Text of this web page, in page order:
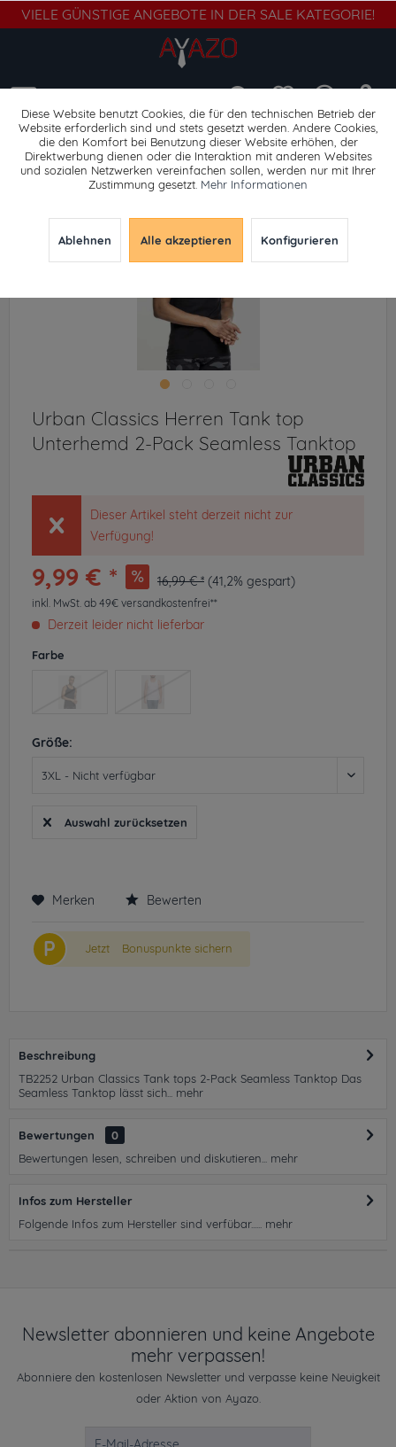
VIELE GÜNSTIGE ANGEBOTE IN DER SALE KATEGORIE!
Tank tops
Urban Classics Herren Tank top
Unterhemd 2-Pack Seamless Tanktop
Dieser Artikel steht derzeit nicht zur
Verfügung!
9,99 € * 16,99 € * (41,2% gespart)
inkl. MwSt. ab 49€ versandkostenfrei**
Derzeit leider nicht lieferbar
Farbe
Größe:
Auswahl zurücksetzen
Merken Bewerten
P Jetzt Bonuspunkte sichern
Beschreibung
TB2252 Urban Classics Tank tops 2-Pack Seamless Tanktop Das
Seamless Tanktop lässt sich...
mehr
Bewertungen
0
Bewertungen lesen, schreiben und diskutieren...
mehr
Infos zum Hersteller
Folgende Infos zum Hersteller sind verfübar...... mehr
Newsletter abonnieren und keine Angebote
mehr verpassen!
Abonniere den kostenlosen Newsletter und verpasse keine Neuigkeit
oder Aktion von Ayazo.
Diese Website benutzt Cookies, die für den technischen Betrieb der
Website erforderlich sind und stets gesetzt werden. Andere Cookies,
die den Komfort bei Benutzung dieser Website erhöhen, der
Direktwerbung dienen oder die Interaktion mit anderen Websites
und sozialen Netzwerken vereinfachen sollen, werden nur mit Ihrer
Zustimmung gesetzt. Mehr Informationen
Ablehnen Alle akzeptieren Konfigurieren